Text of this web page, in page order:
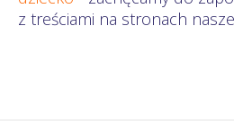
z treściami na stronach